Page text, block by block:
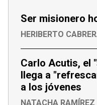
Ser misionero
HERIBERTO
Carlo Acutis, el
llega a
a los jóvenes
NATACHA RAMÍREZ